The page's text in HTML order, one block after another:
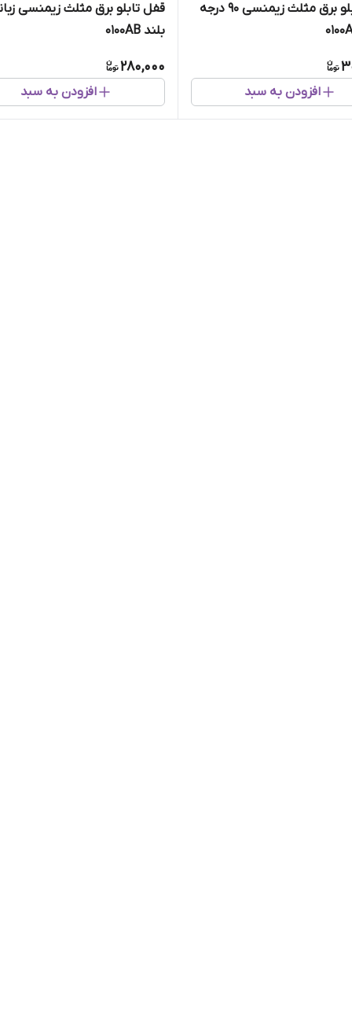
قفل تابلو برق مثلث زیمنسی ۹۰ درجه
افزودن به سبد
قفل تابلو برق مثلث زيمنسی
بلند ۰۱۰۰AB
280,000
افزودن به سبد